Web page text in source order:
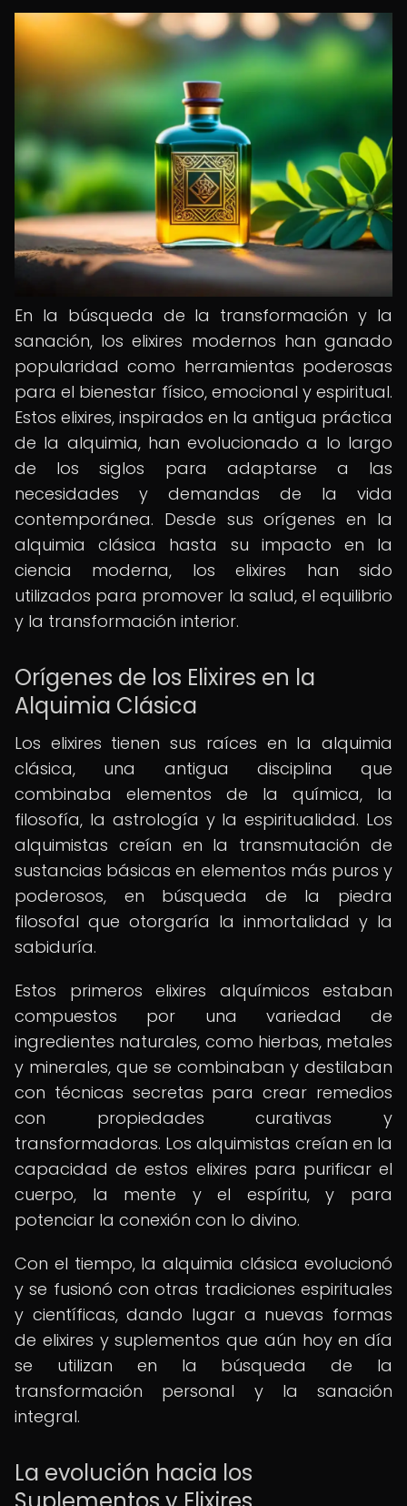
En la búsqueda de la transformación y la
sanación, los elixires modernos han ganado
popularidad como herramientas poderosas
para el bienestar físico, emocional y espiritual.
Estos elixires, inspirados en la antigua práctica
de la alquimia, han evolucionado a lo largo
de los siglos para adaptarse a las
necesidades y demandas de la vida
contemporánea. Desde sus orígenes en la
alquimia clásica hasta su impacto en la
ciencia moderna, los elixires han sido
utilizados para promover la salud, el equilibrio
y la transformación interior.
Orígenes de los Elixires en la
Alquimia Clásica
Los elixires tienen sus raíces en la alquimia
clásica, una antigua disciplina que
combinaba elementos de la química, la
filosofía, la astrología y la espiritualidad. Los
alquimistas creían en la transmutación de
sustancias básicas en elementos más puros y
poderosos, en búsqueda de la piedra
filosofal que otorgaría la inmortalidad y la
sabiduría.
Estos primeros elixires alquímicos estaban
compuestos por una variedad de
ingredientes naturales, como hierbas, metales
y minerales, que se combinaban y destilaban
con técnicas secretas para crear remedios
con propiedades curativas y
transformadoras. Los alquimistas creían en la
capacidad de estos elixires para purificar el
cuerpo, la mente y el espíritu, y para
potenciar la conexión con lo divino.
Con el tiempo, la alquimia clásica evolucionó
y se fusionó con otras tradiciones espirituales
y científicas, dando lugar a nuevas formas
de elixires y suplementos que aún hoy en día
se utilizan en la búsqueda de la
transformación personal y la sanación
integral.
La evolución hacia los